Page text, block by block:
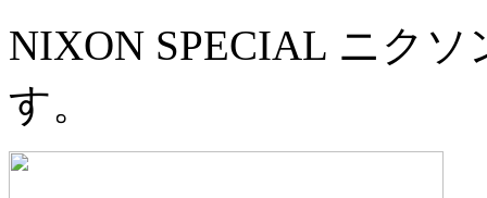
NIXON SPECIAL ニク
す。